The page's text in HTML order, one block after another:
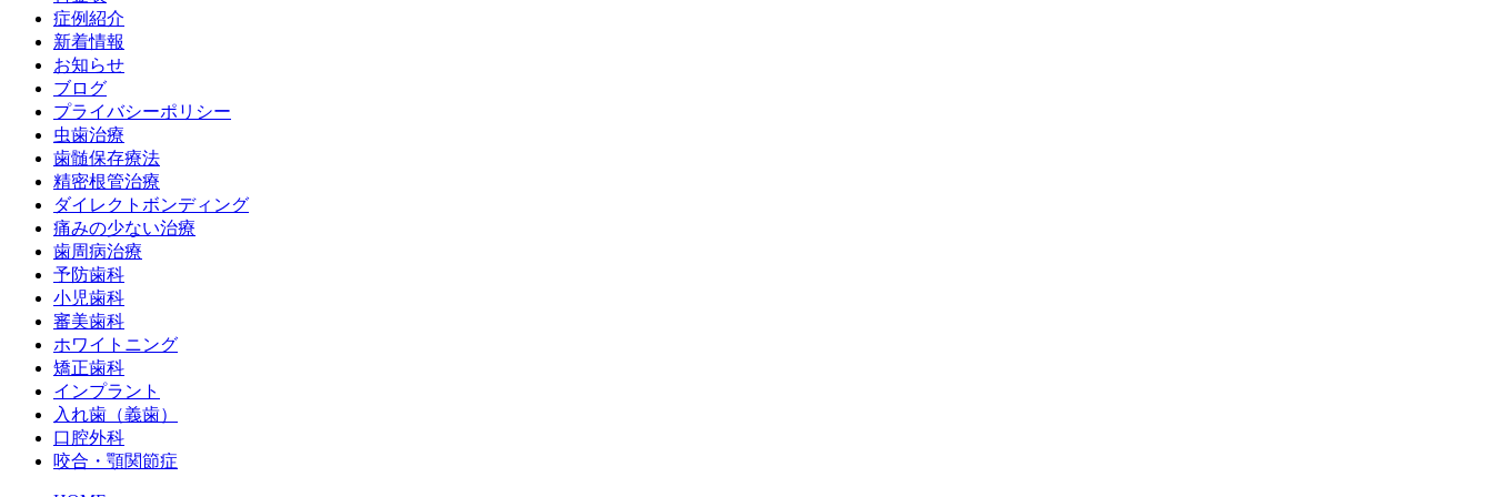
症例紹介
新着情報
お知らせ
ブログ
プライバシーポリシー
虫歯治療
歯髄保存療法
精密根管治療
ダイレクトボンディング
痛みの少ない治療
歯周病治療
予防歯科
小児歯科
審美歯科
ホワイトニング
矯正歯科
インプラント
入れ歯（義歯）
口腔外科
咬合・顎関節症